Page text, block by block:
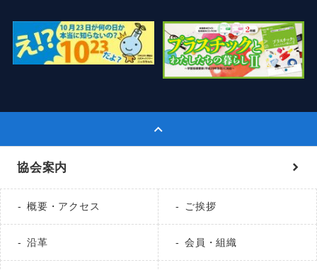
協会案内
概要・アクセス ご挨拶
沿革 会員・組織